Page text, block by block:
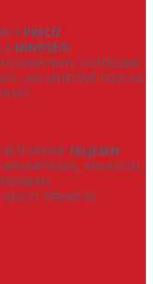
A PRECÍZ
A MINŐSÉGI
ÜGYFELEINK
AMI LEHETŐVÉ TESZI AZ
BÚTORAINK TELJESEN
ANYAGGAL
TÉRHEZ ÉS